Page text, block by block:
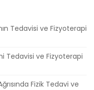
Tedavisi ve Fizyoterapi
Tedavisi ve Fizyoterapi
Fizik Tedavi ve